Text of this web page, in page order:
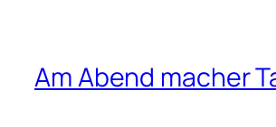
Am Abend macher